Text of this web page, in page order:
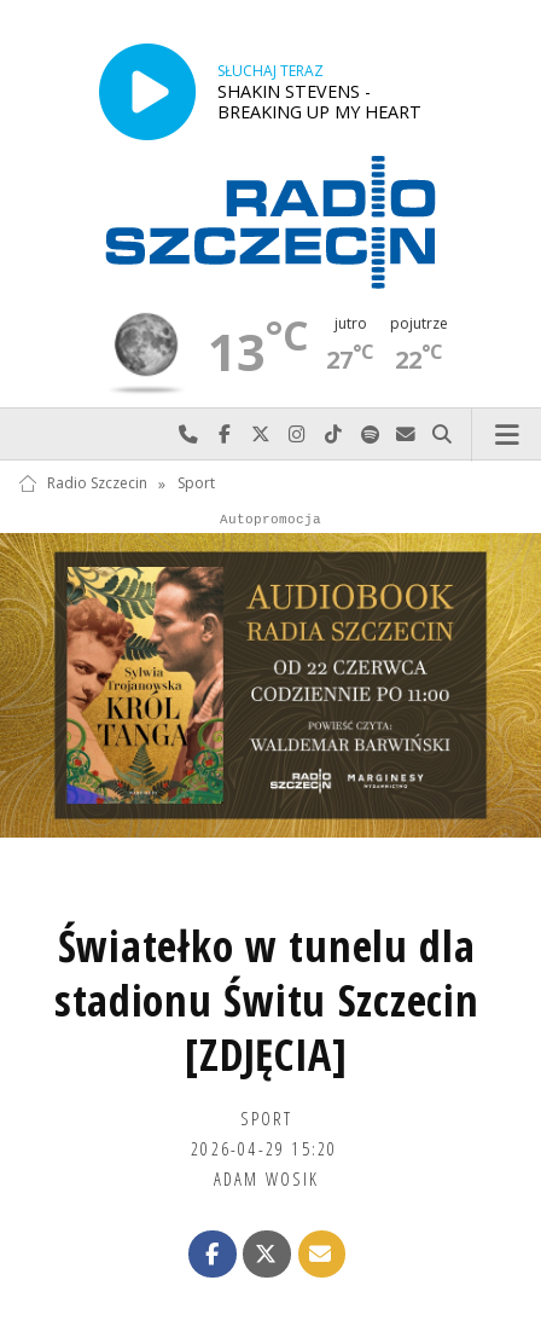
SŁUCHAJ TERAZ
SHAKIN STEVENS -
BREAKING UP MY HEART
13°C jutro
27°C
pojutrze
22°C
Najlepiej po prostu do nas zadzwoń
Odwiedź nas na Facebook-u
Odwiedź nas na X
Odwiedź nas na Instagram-ie
Odwiedź nas na TikTok-u
Szukaj nas na Spotify
Wyślij do nas
Szukaj
Radio Szczecin » Sport
Reklama
Autopromocja
Światełko w tunelu dla
stadionu Świtu Szczecin
[ZDJĘCIA]
SPORT
2026-04-29 15:20
ADAM WOSIK